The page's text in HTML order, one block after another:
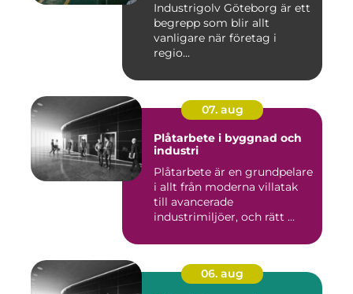
Industrigolv Göteborg är ett
begrepp som blir allt
vanligare när företag i
regio...
07. aug
Plåtarbete i byggnad och
industri
Plåtarbete är en grundpelare
i allt från moderna villatak
till avancerade
industrimiljöer, och rätt ...
06. aug